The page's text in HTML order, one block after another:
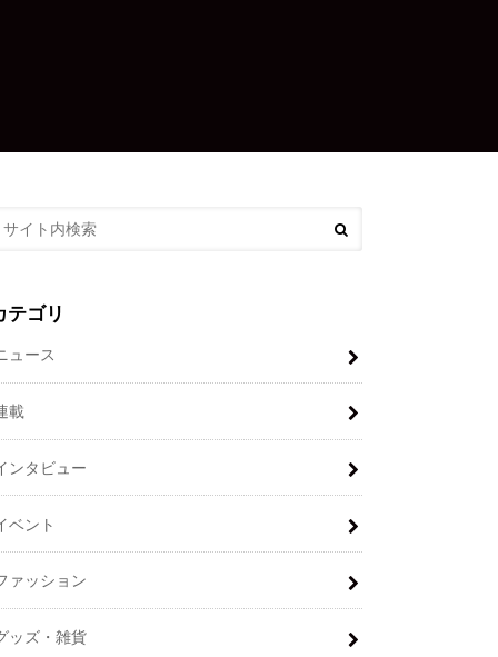
テゴリ
ュース
載
ンタビュー
ベント
ァッション
ッズ・雑貨